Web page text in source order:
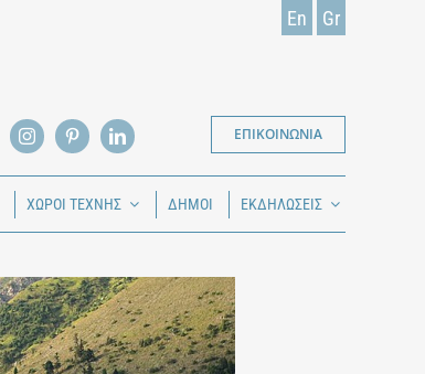
En Gr
ΕΠΙΚΟΙΝΩΝΙΑ
ΧΩΡΟΙ ΤΕΧΝΗΣ ΔΗΜΟΙ ΕΚΔΗΛΩΣΕΙΣ